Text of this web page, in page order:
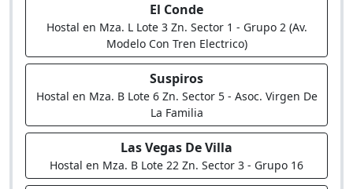
El Conde
Hostal en Mza. L Lote 3 Zn. Sector 1 - Grupo 2 (Av.
Modelo Con Tren Electrico)
Suspiros
Hostal en Mza. B Lote 6 Zn. Sector 5 - Asoc. Virgen De
La Familia
Las Vegas De Villa
Hostal en Mza. B Lote 22 Zn. Sector 3 - Grupo 16